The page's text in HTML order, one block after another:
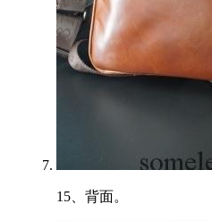
15、背面。